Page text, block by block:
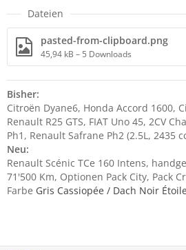
Dateien
pasted-from-clipboard.png
45,94 kB – 5 Downloads
Bisher:
Citroën Dyane6, Honda Accord 1600,
Renault R25 GTS, FIAT Uno 45, 2CV
Ph1, Renault Safrane Ph2 (2.5L, 2435
Neu:
Renault Scénic TCe 160 Intens,
71'500 Km, Optionen Pack City, Pack
Farbe Gris Cassiopée / Dach Noir